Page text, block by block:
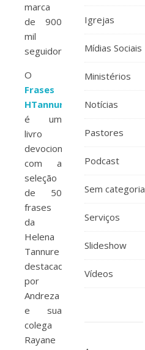
marca
de 900
mil
seguidores?
O
Frases
HTannure
é um
livro
devocional
com a
seleção
de 50
frases
da
Helena
Tannure
destacadas
por
Andreza
e sua
colega
Rayane
Igrejas
Mídias Sociais
Ministérios
Notícias
Pastores
Podcast
Sem categoria
Serviços
Slideshow
Vídeos